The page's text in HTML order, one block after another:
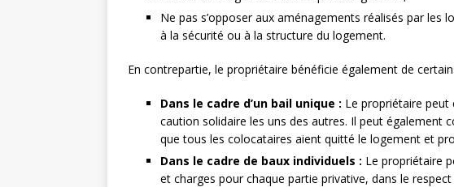
Ne pas s’opposer aux aménagements réalisés par les
à la sécurité ou à la structure du logement.
En contrepartie, le propriétaire bénéficie également de
Dans le cadre d’un bail unique : Le propriétaire peut
caution solidaire les uns des autres. Il peut également
que tous les colocataires aient quitté le logement et
Dans le cadre de baux individuels : Le propriétaire
et charges pour chaque partie privative, dans le